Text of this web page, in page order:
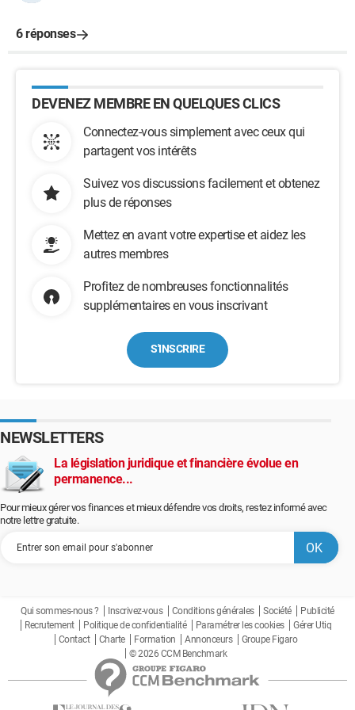
6 réponses
DEVENEZ MEMBRE EN QUELQUES CLICS
Connectez-vous simplement avec ceux qui
partagent vos intérêts
Suivez vos discussions facilement et obtenez
plus de réponses
Mettez en avant votre expertise et aidez les
autres membres
Profitez de nombreuses fonctionnalités
supplémentaires en vous inscrivant
S'INSCRIRE
NEWSLETTERS
La législation juridique et financière évolue en
permanence...
Pour mieux gérer vos finances et mieux défendre vos droits, restez informé avec
notre lettre gratuite.
Qui sommes-nous ? Inscrivez-vous Conditions générales Société
Publicité
Recrutement
Politique de confidentialité Paramétrer les cookies
Gérer Utiq
Contact
Charte Formation Annonceurs
Groupe Figaro
© 2026 CCM Benchmark